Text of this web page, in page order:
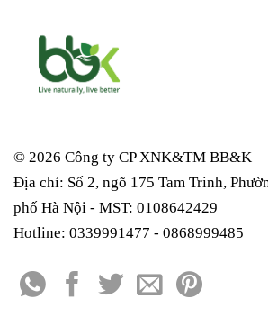
© 2026 Công ty CP XNK&TM BB&K
Địa chỉ: Số 2, ngõ 175 Tam Trinh,
phố Hà Nội - MST: 0108642429
Hotline: 0339991477 - 0868999485